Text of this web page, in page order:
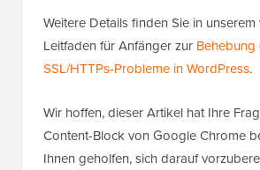
Weitere Details finden Sie in
Leitfaden für Anfänger zur
SSL/HTTPs-Probleme in WordPress.
Wir hoffen, dieser Artikel hat Ihre
Content-Block von Google Chrome
Ihnen geholfen, sich darauf